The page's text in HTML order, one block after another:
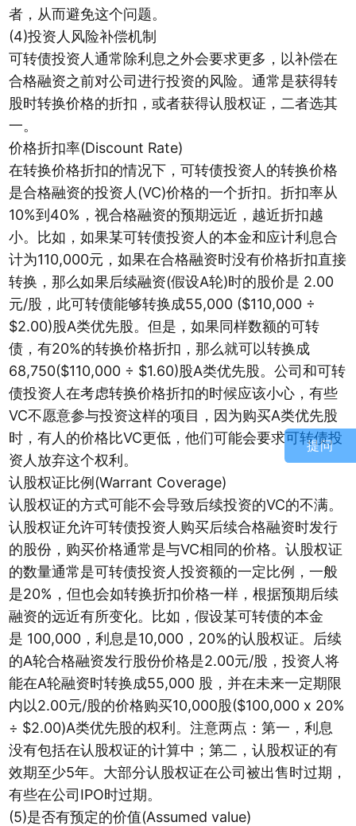
提问
者，从而避免这个问题。
(4)投资人风险补偿机制
可转债投资人通常除利息之外会要求更多，以补偿在
合格融资之前对公司进行投资的风险。通常是获得转
股时转换价格的折扣，或者获得认股权证，二者选其
一。
价格折扣率(Discount Rate)
在转换价格折扣的情况下，可转债投资人的转换价格
是合格融资的投资人(VC)价格的一个折扣。折扣率从
10%到40%，视合格融资的预期远近，越近折扣越
小。比如，如果某可转债投资人的本金和应计利息合
计为110,000元，如果在合格融资时没有价格折扣直接
转换，那么如果后续融资(假设A轮)时的股价是 2.00
元/股，此可转债能够转换成55,000 ($110,000 ÷
$2.00)股A类优先股。但是，如果同样数额的可转
债，有20%的转换价格折扣，那么就可以转换成
68,750($110,000 ÷ $1.60)股A类优先股。公司和可转
债投资人在考虑转换价格折扣的时候应该小心，有些
VC不愿意参与投资这样的项目，因为购买A类优先股
时，有人的价格比VC更低，他们可能会要求可转债投
资人放弃这个权利。
认股权证比例(Warrant Coverage)
认股权证的方式可能不会导致后续投资的VC的不满。
认股权证允许可转债投资人购买后续合格融资时发行
的股份，购买价格通常是与VC相同的价格。认股权证
的数量通常是可转债投资人投资额的一定比例，一般
是20%，但也会如转换折扣价格一样，根据预期后续
融资的远近有所变化。比如，假设某可转债的本金
是 100,000，利息是10,000，20%的认股权证。后续
的A轮合格融资发行股份价格是2.00元/股，投资人将
能在A轮融资时转换成55,000 股，并在未来一定期限
内以2.00元/股的价格购买10,000股($100,000 x 20%
÷ $2.00)A类优先股的权利。注意两点：第一，利息
没有包括在认股权证的计算中；第二，认股权证的有
效期至少5年。大部分认股权证在公司被出售时过期，
有些在公司IPO时过期。
(5)是否有预定的价值(Assumed value)